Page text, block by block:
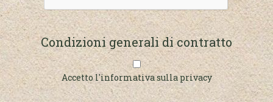
Condizioni generali di contratto
Accetto l'informativa sulla privacy